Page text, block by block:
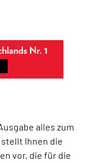
alles zum
Ihnen die
vor, die für die